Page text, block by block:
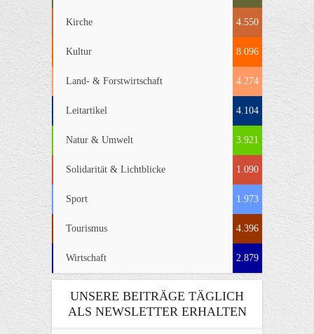
Kirche 4.550
Kultur 8.096
Land- & Forstwirtschaft 4.274
Leitartikel 4.104
Natur & Umwelt 3.921
Solidarität & Lichtblicke 1.090
Sport 1.973
Tourismus 4.396
Wirtschaft 2.879
UNSERE BEITRÄGE TÄGLICH
ALS NEWSLETTER ERHALTEN